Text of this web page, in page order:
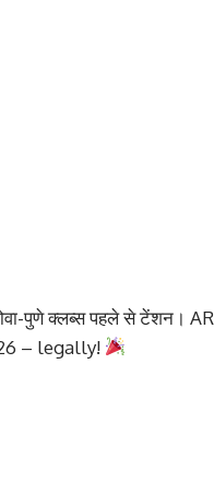
पुणे क्लब्स पहले से टेंशन। AR
– legally!